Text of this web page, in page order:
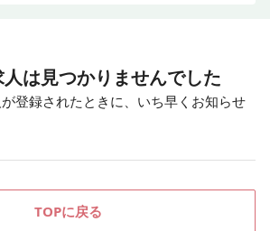
は見つかりませんでした
登録されたときに、いち早くお知らせ
TOPに戻る